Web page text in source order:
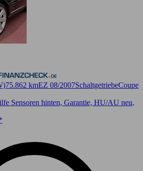
75.862 kmEZ 08/2007SchaltgetriebeCoupe
Sensoren hinten, Garantie, HU/AU neu,